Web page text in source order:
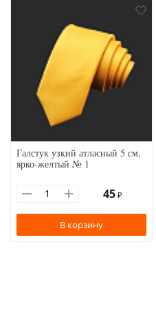
Галстук узкий атласный 5 см,
ярко-желтый № 1
45 ₽
В корзину